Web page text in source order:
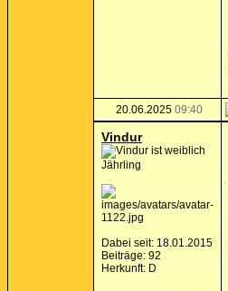
20.06.2025 09:40
Vindur
Jährling
Dabei seit: 18.01.2015
Beiträge: 92
Herkunft: D